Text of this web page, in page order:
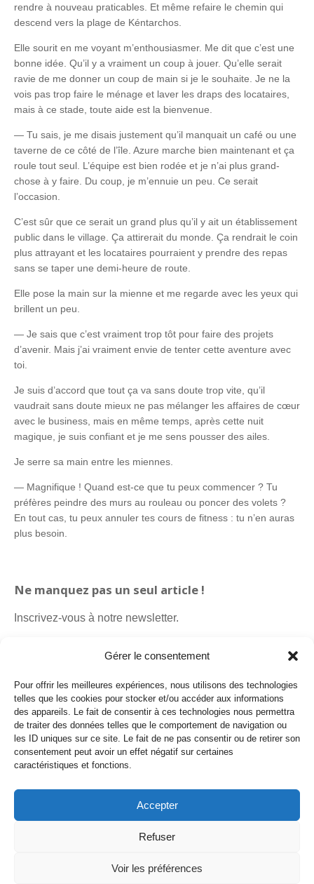
Gérer le consentement
Pour offrir les meilleures expériences, nous utilisons des technologies
telles que les cookies pour stocker et/ou accéder aux informations
des appareils. Le fait de consentir à ces technologies nous permettra
de traiter des données telles que le comportement de navigation ou
les ID uniques sur ce site. Le fait de ne pas consentir ou de retirer son
consentement peut avoir un effet négatif sur certaines
caractéristiques et fonctions.
Accepter
Refuser
Voir les préférences
rendre à nouveau praticables. Et même refaire le chemin qui
descend vers la plage de Kéntarchos.
Elle sourit en me voyant m’enthousiasmer. Me dit que c’est une
bonne idée. Qu’il y a vraiment un coup à jouer. Qu’elle serait
ravie de me donner un coup de main si je le souhaite. Je ne la
vois pas trop faire le ménage et laver les draps des locataires,
mais à ce stade, toute aide est la bienvenue.
— Tu sais, je me disais justement qu’il manquait un café ou une
taverne de ce côté de l’île. Azure marche bien maintenant et ça
roule tout seul. L’équipe est bien rodée et je n’ai plus grand-
chose à y faire. Du coup, je m’ennuie un peu. Ce serait
l’occasion.
C’est sûr que ce serait un grand plus qu’il y ait un établissement
public dans le village. Ça attirerait du monde. Ça rendrait le coin
plus attrayant et les locataires pourraient y prendre des repas
sans se taper une demi-heure de route.
Elle pose la main sur la mienne et me regarde avec les yeux qui
brillent un peu.
— Je sais que c’est vraiment trop tôt pour faire des projets
d’avenir. Mais j’ai vraiment envie de tenter cette aventure avec
toi.
Je suis d’accord que tout ça va sans doute trop vite, qu’il
vaudrait sans doute mieux ne pas mélanger les affaires de cœur
avec le business, mais en même temps, après cette nuit
magique, je suis confiant et je me sens pousser des ailes.
Je serre sa main entre les miennes.
— Magnifique ! Quand est-ce que tu peux commencer ? Tu
préfères peindre des murs au rouleau ou poncer des volets ?
En tout cas, tu peux annuler tes cours de fitness : tu n’en auras
plus besoin.
Ne manquez pas un seul article !
Inscrivez-vous à notre newsletter.
Politique de cookies
Payro Communication Sàrl
T : +41 79 460 57 74